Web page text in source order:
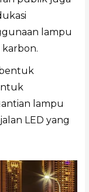
lampu
karbon.
lampu
LED yang